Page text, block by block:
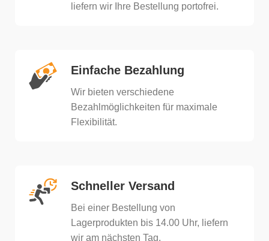
liefern wir Ihre Bestellung portofrei.
Einfache Bezahlung
Wir bieten verschiedene
Bezahlmöglichkeiten für maximale
Flexibilität.
Schneller Versand
Bei einer Bestellung von
Lagerprodukten bis 14.00 Uhr, liefern
wir am nächsten Tag.